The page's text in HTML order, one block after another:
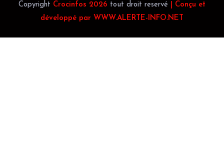
Copyright Crocinfos 2026 tout droit reservé
| Conçu et
développé par WWW.ALERTE-INFO.NET